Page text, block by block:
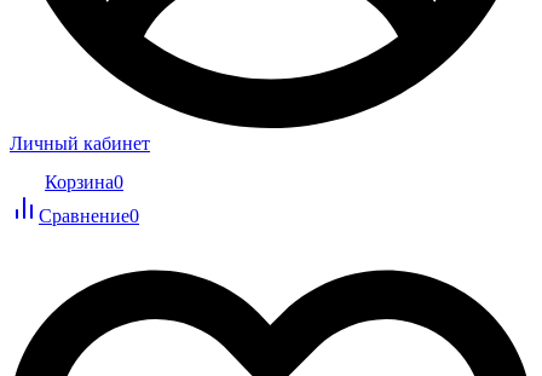
Личный кабинет
Корзина0
Сравнение0